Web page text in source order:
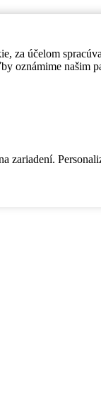
za účelom
oznámime našim